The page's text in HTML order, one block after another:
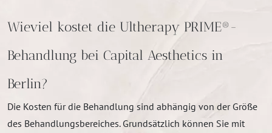
Wieviel kostet die Ultherapy PRIME®-
Behandlung bei Capital Aesthetics in
Berlin?
Die Kosten für die Behandlung sind abhängig von der Größe
des Behandlungsbereiches. Grundsätzlich können Sie mit